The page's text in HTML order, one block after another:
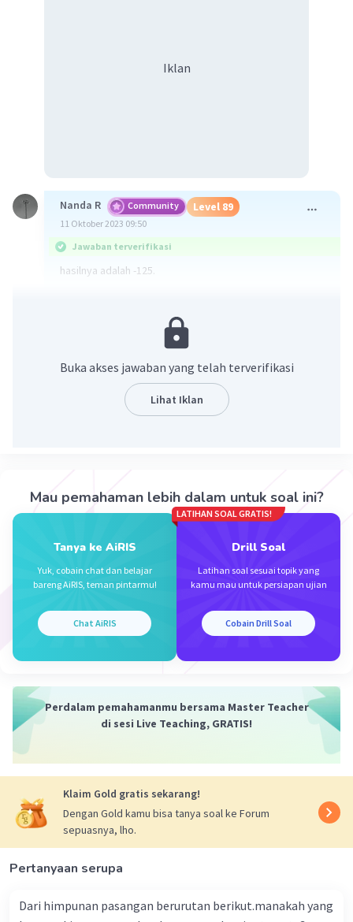
Iklan
Nanda R Community Level 89
11 Oktober 2023 09:50
Jawaban terverifikasi
hasilnya adalah -125.
Buka akses jawaban yang telah terverifikasi
Lihat Iklan
Mau pemahaman lebih dalam untuk soal ini?
Tanya ke AiRIS
Yuk, cobain chat dan belajar
bareng AiRIS, teman pintarmu!
Chat AiRIS
LATIHAN SOAL GRATIS!
Drill Soal
Latihan soal sesuai topik yang
kamu mau untuk persiapan ujian
Cobain Drill Soal
Perdalam pemahamanmu bersama Master Teacher
di sesi Live Teaching, GRATIS!
Klaim Gold gratis sekarang!
Dengan Gold kamu bisa tanya soal ke Forum
sepuasnya, lho.
Pertanyaan serupa
Dari himpunan pasangan berurutan berikut.manakah yang